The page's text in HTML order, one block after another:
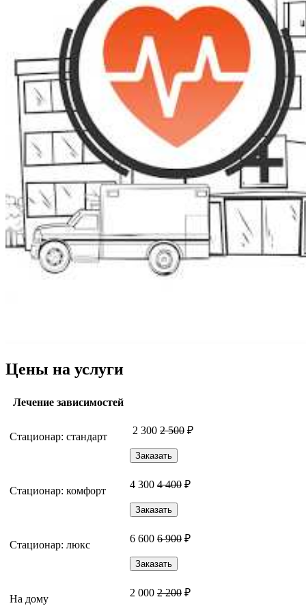
Цены на услуги
Лечение зависимостей
Стационар: стандарт
2 300 2 500 ₽
Заказать
Стационар: комфорт
4 300 4 400 ₽
Заказать
Стационар: люкс
6 600 6 900 ₽
Заказать
На дому
2 000 2 200 ₽